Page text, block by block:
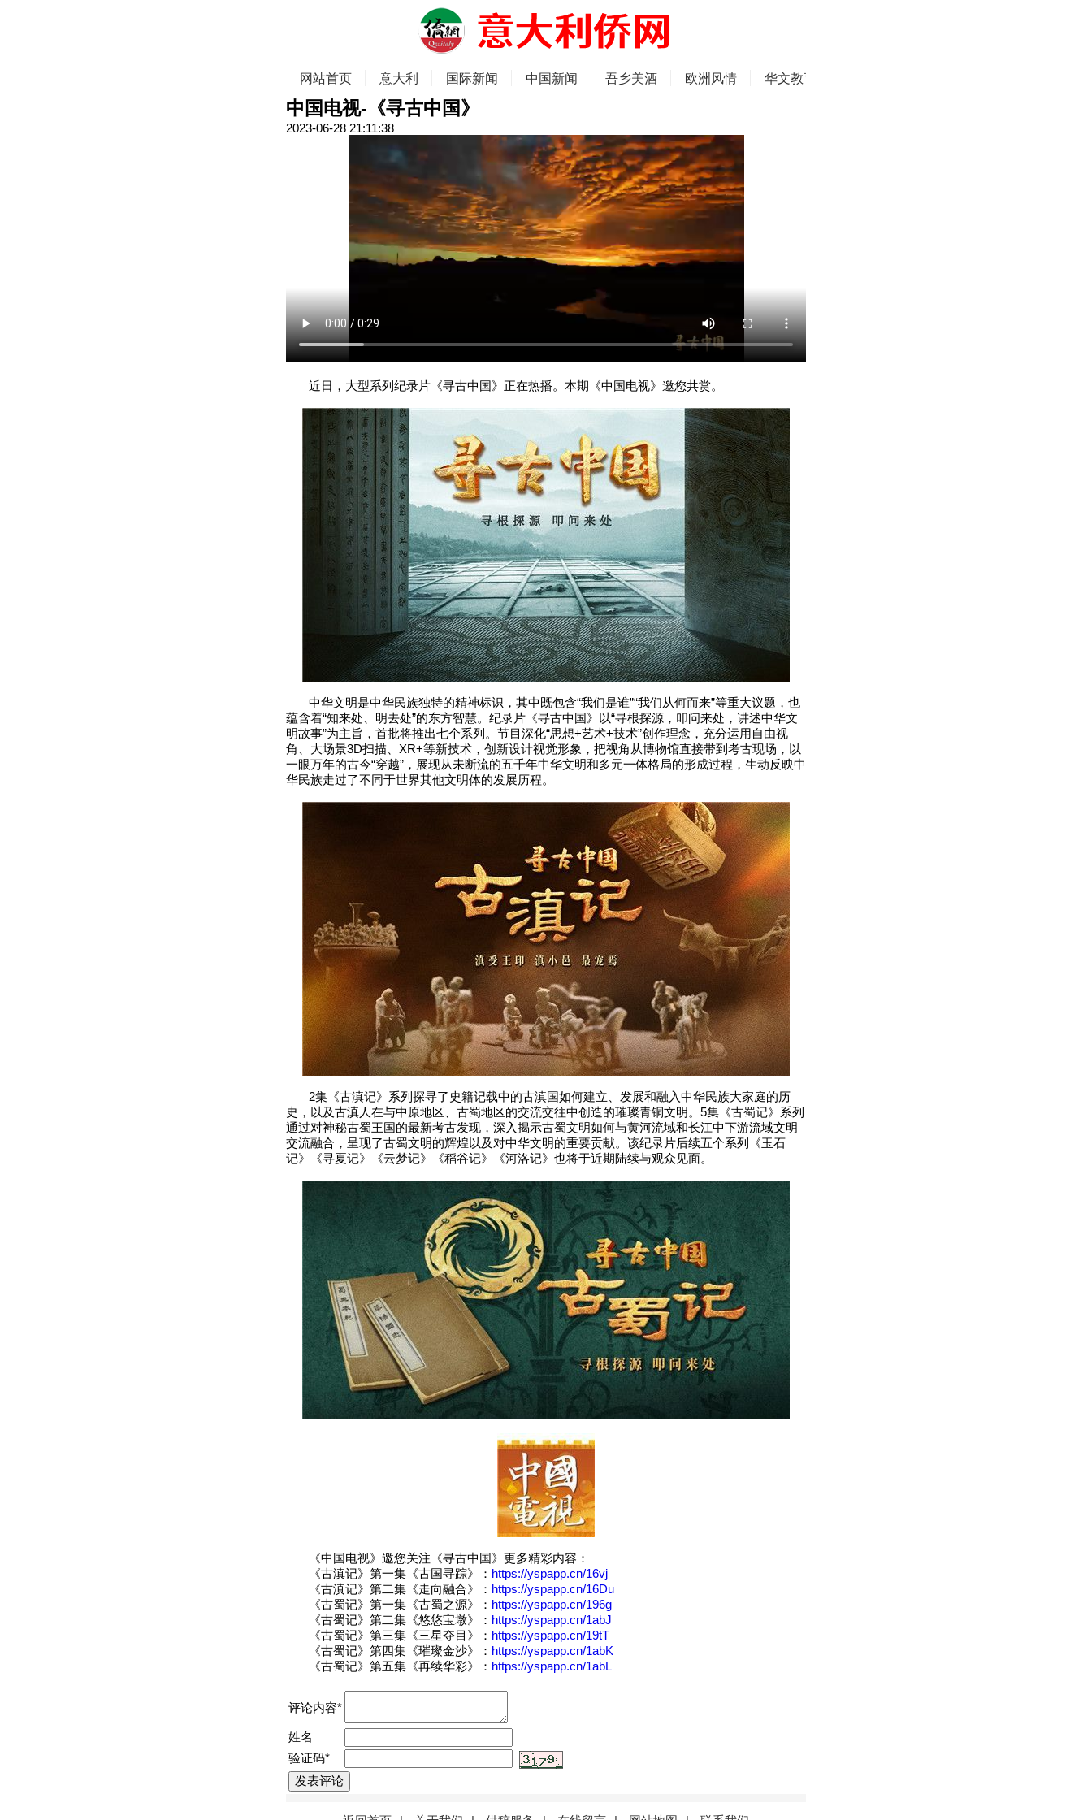
网站首页 意大利 国际新闻 中国新闻 吾乡美酒 欧洲风情 华文教育
中国电视-《寻古中国》
2023-06-28 21:11:38
近日，大型系列纪录片《寻古中国》正在热播。本期《中国电视》邀您共赏。
中华文明是中华民族独特的精神标识，其中既包含“我们是谁”“我们从何而来”等重大议题，也
蕴含着“知来处、明去处”的东方智慧。纪录片《寻古中国》以“寻根探源，叩问来处，讲述中华文
明故事”为主旨，首批将推出七个系列。节目深化“思想+艺术+技术”创作理念，充分运用自由视
角、大场景3D扫描、XR+等新技术，创新设计视觉形象，把视角从博物馆直接带到考古现场，以
一眼万年的古今“穿越”，展现从未断流的五千年中华文明和多元一体格局的形成过程，生动反映中
华民族走过了不同于世界其他文明体的发展历程。
2集《古滇记》系列探寻了史籍记载中的古滇国如何建立、发展和融入中华民族大家庭的历
史，以及古滇人在与中原地区、古蜀地区的交流交往中创造的璀璨青铜文明。5集《古蜀记》系列
通过对神秘古蜀王国的最新考古发现，深入揭示古蜀文明如何与黄河流域和长江中下游流域文明
交流融合，呈现了古蜀文明的辉煌以及对中华文明的重要贡献。该纪录片后续五个系列《玉石
记》《寻夏记》《云梦记》《稻谷记》《河洛记》也将于近期陆续与观众见面。
《中国电视》邀您关注《寻古中国》更多精彩内容：
《古滇记》第一集《古国寻踪》： https://yspapp.cn/16vj
《古滇记》第二集《走向融合》： https://yspapp.cn/16Du
《古蜀记》第一集《古蜀之源》： https://yspapp.cn/196g
《古蜀记》第二集《悠悠宝墩》： https://yspapp.cn/1abJ
《古蜀记》第三集《三星夺目》： https://yspapp.cn/19tT
《古蜀记》第四集《璀璨金沙》： https://yspapp.cn/1abK
《古蜀记》第五集《再续华彩》： https://yspapp.cn/1abL
评论内容*
姓名
验证码*